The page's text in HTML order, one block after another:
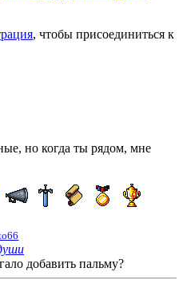
, чтобы присоединиться к
но когда ты рядом, мне
добавить пальму?